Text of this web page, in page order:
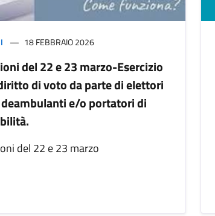
18 FEBBRAIO 2026
del 22 e 23 marzo-Esercizio
di voto da parte di elettori
e/o portatori di
del 22 e 23 marzo